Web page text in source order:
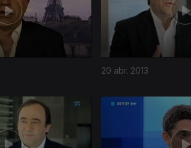
20 abr. 2013